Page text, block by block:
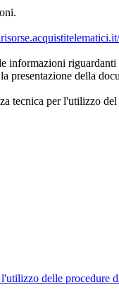
informazioni riguardanti
presentazione della
tecnica per l'utilizzo del
delle procedure